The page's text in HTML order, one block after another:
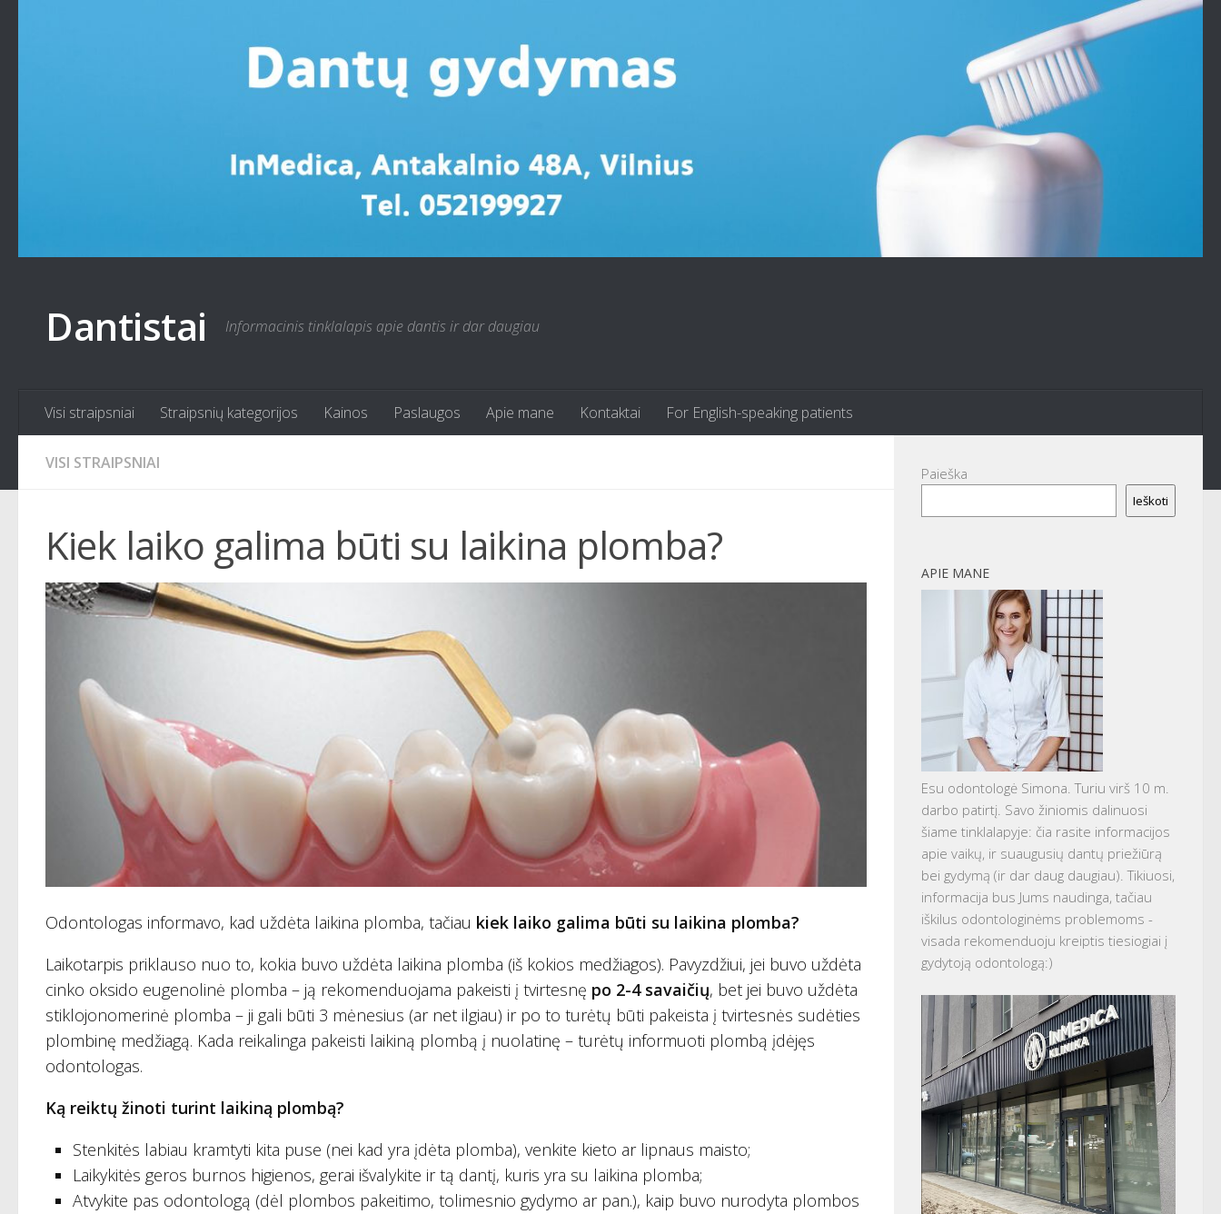
Dantistai Informacinis tinklalapis apie dantis ir dar daugiau
Visi straipsniai Straipsnių kategorijos Kainos Paslaugos Apie mane Kontaktai For English-speaking patients
VISI STRAIPSNIAI
Kiek laiko galima būti su laikina plomba?
Odontologas informavo, kad uždėta laikina plomba, tačiau kiek laiko galima būti su laikina plomba?
Laikotarpis priklauso nuo to, kokia buvo uždėta laikina plomba (iš kokios medžiagos). Pavyzdžiui, jei buvo uždėta
cinko oksido eugenolinė plomba – ją rekomenduojama pakeisti į tvirtesnę po 2-4 savaičių, bet jei buvo uždėta
stiklojonomerinė plomba – ji gali būti 3 mėnesius (ar net ilgiau) ir po to turėtų būti pakeista į tvirtesnės sudėties
plombinę medžiagą. Kada reikalinga pakeisti laikiną plombą į nuolatinę – turėtų informuoti plombą įdėjęs
odontologas.
Ką reiktų žinoti turint laikiną plombą?
Stenkitės labiau kramtyti kita puse (nei kad yra įdėta plomba), venkite kieto ar lipnaus maisto;
Laikykitės geros burnos higienos, gerai išvalykite ir tą dantį, kuris yra su laikina plomba;
Atvykite pas odontologą (dėl plombos pakeitimo, tolimesnio gydymo ar pan.), kaip buvo nurodyta plombos
Paieška
Ieškoti
APIE MANE
Esu odontologė Simona. Turiu virš 10 m.
darbo patirtį. Savo žiniomis dalinuosi
šiame tinklalapyje: čia rasite informacijos
apie vaikų, ir suaugusių dantų priežiūrą
bei gydymą (ir dar daug daugiau). Tikiuosi,
informacija bus Jums naudinga, tačiau
iškilus odontologinėms problemoms -
visada rekomenduoju kreiptis tiesiogiai į
gydytoją odontologą:)